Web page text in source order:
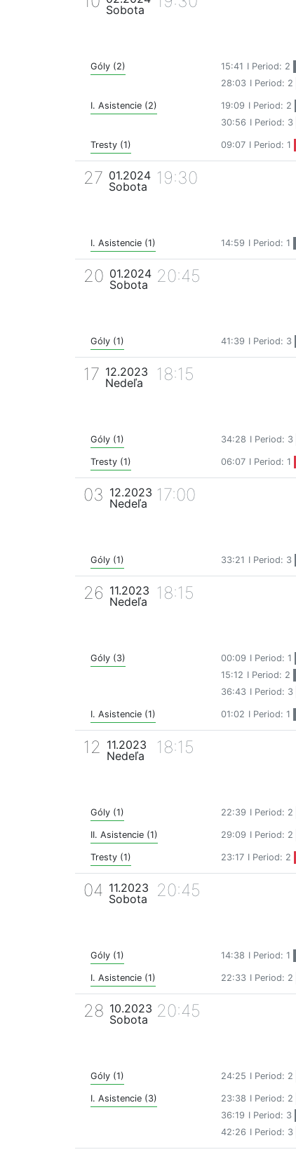
Sobota
Góly (2) 15:41 I Period: 2
28:03 I Period: 2
I. Asistencie (2) 19:09 I Period: 2
30:56 I Period: 3
Tresty (1) 09:07 I Period: 1
27 01.2024
Sobota
19:30
I. Asistencie (1) 14:59 I Period: 1
20 01.2024
Sobota
20:45
Góly (1) 41:39 I Period: 3
17 12.2023
Nedeľa
18:15
Góly (1) 34:28 I Period: 3
Tresty (1) 06:07 I Period: 1
03 12.2023
Nedeľa
17:00
Góly (1) 33:21 I Period: 3
26 11.2023
Nedeľa
18:15
Góly (3) 00:09 I Period: 1
15:12 I Period: 2
36:43 I Period: 3
I. Asistencie (1) 01:02 I Period: 1
12 11.2023
Nedeľa
18:15
Góly (1) 22:39 I Period: 2
II. Asistencie (1) 29:09 I Period: 2
Tresty (1) 23:17 I Period: 2
04 11.2023
Sobota
20:45
Góly (1) 14:38 I Period: 1
I. Asistencie (1) 22:33 I Period: 2
28 10.2023
Sobota
20:45
Góly (1) 24:25 I Period: 2
I. Asistencie (3) 23:38 I Period: 2
36:19 I Period: 3
42:26 I Period: 3